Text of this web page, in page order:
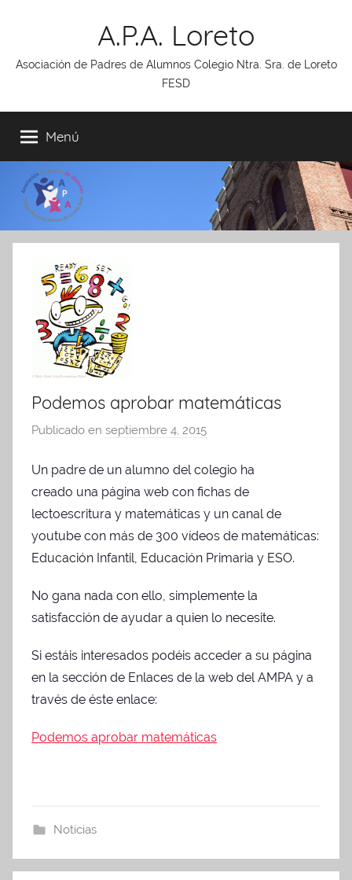
A.P.A. Loreto
Asociación de Padres de Alumnos Colegio Ntra. Sra. de Loreto
FESD
Menú
Podemos aprobar matemáticas
Publicado en septiembre 4, 2015
r
A
d
m
i
A
P
Un padre de un alumno del colegio ha
creado una página web con fichas de
lectoescritura y matemáticas y un canal de
youtube con más de 300 vídeos de matemáticas:
Educación Infantil, Educación Primaria y ESO.
No gana nada con ello, simplemente la
satisfacción de ayudar a quien lo necesite.
Si estáis interesados podéis acceder a su página
en la sección de Enlaces de la web del AMPA y a
través de éste enlace:
Podemos aprobar matemáticas
Noticias